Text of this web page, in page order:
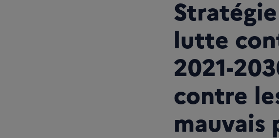
lutte
2021-
contre
mauvais